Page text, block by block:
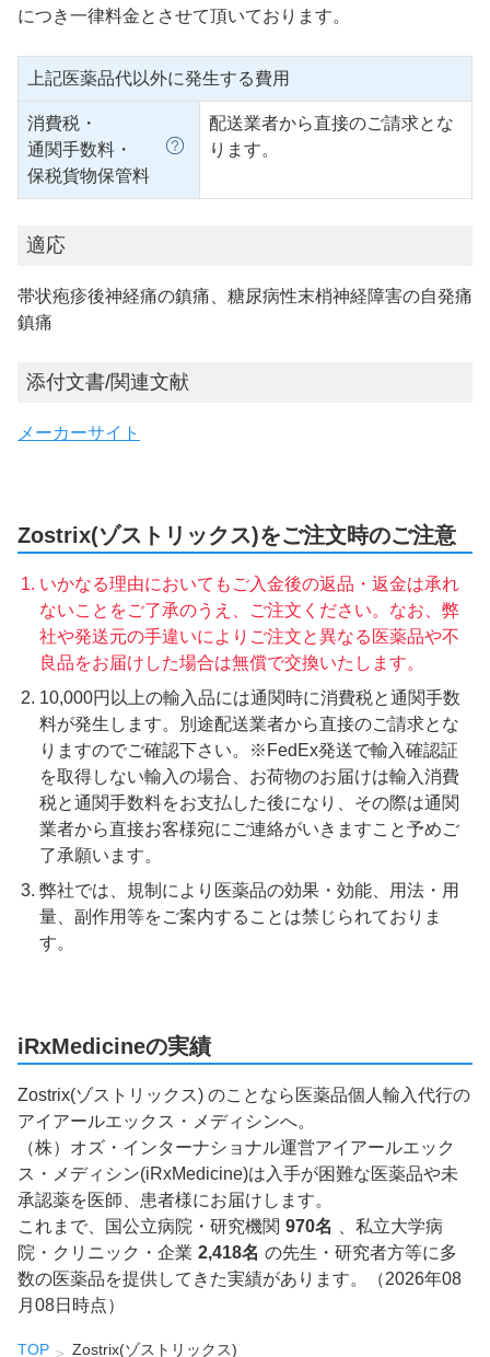
につき一律料金とさせて頂いております。
上記医薬品代以外に発生する費用
消費税・
通関手数料・
保税貨物保管料
配送業者から直接のご請求とな
ります。
適応
帯状疱疹後神経痛の鎮痛、糖尿病性末梢神経障害の自発痛
鎮痛
添付文書/関連文献
メーカーサイト
Zostrix(ゾストリックス)をご注文時のご注意
いかなる理由においてもご入金後の返品・返金は承れ
ないことをご了承のうえ、ご注文ください。なお、弊
社や発送元の手違いによりご注文と異なる医薬品や不
良品をお届けした場合は無償で交換いたします。
10,000円以上の輸入品には通関時に消費税と通関手数
料が発生します。別途配送業者から直接のご請求とな
りますのでご確認下さい。※FedEx発送で輸入確認証
を取得しない輸入の場合、お荷物のお届けは輸入消費
税と通関手数料をお支払した後になり、その際は通関
業者から直接お客様宛にご連絡がいきますこと予めご
了承願います。
弊社では、規制により医薬品の効果・効能、用法・用
量、副作用等をご案内することは禁じられておりま
す。
iRxMedicineの実績
Zostrix(ゾストリックス) のことなら医薬品個人輸入代行の
アイアールエックス・メディシンへ。
（株）オズ・インターナショナル運営アイアールエック
ス・メディシン(iRxMedicine)は入手が困難な医薬品や未
承認薬を医師、患者様にお届けします。
これまで、国公立病院・研究機関 970名
、私立大学病
院・クリニック・企業 2,418名 の先生・研究者方等に多
数の医薬品を提供してきた実績があります。（2026年08
月08日時点）
TOP Zostrix(ゾストリックス)